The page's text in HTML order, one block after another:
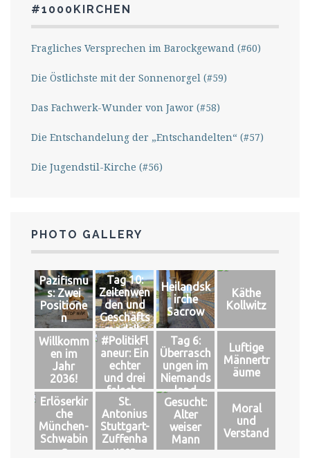
#1000KIRCHEN
Fragliches Versprechen im Barockgewand (#60)
Die Östlichste mit der Sonnenorgel (#59)
Das Fachwerk-Wunder von Jawor (#58)
Die Entschandelung der „Entschandelten“ (#57)
Die Jugendstil-Kirche (#56)
PHOTO GALLERY
Pazifismu
s: Zwei
Positione
n
Tag 10:
Zeitenwen
den und
Geschäfts
modelle
Heilandsk
irche
Sacrow
Käthe
Kollwitz
Willkomm
en im
Jahr
2036!
#PolitikFl
aneur: Ein
echter
und drei
falsche
Könige
Tag 6:
Überrasch
ungen im
Niemands
land
Luftige
Männertr
äume
Erlöserkir
che
München-
Schwabin
g
St.
Antonius
Stuttgart-
Zuffenha
usen
Gesucht:
Alter
weiser
Mann
Moral
und
Verstand